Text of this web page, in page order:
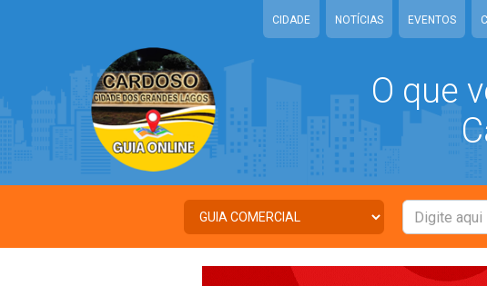
CIDADE NOTÍCIAS EVENTOS
O que